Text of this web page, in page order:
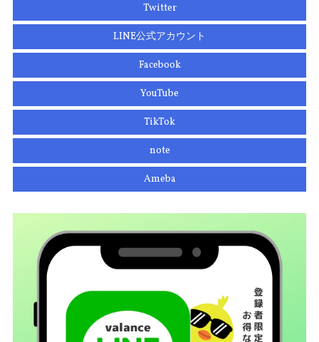
Twitter
LINE公式アカウント
Facebook
YouTube
TikTok
note
Ameba